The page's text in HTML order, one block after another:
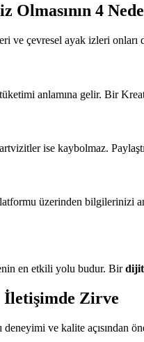
Olmasının 4
ve çevresel ayak izleri onları
anlamına gelir. Bir
ise kaybolmaz.
üzerinden bilgilerinizi
en etkili yolu budur. Bir
İletişimde Zirve
ve kalite açısından